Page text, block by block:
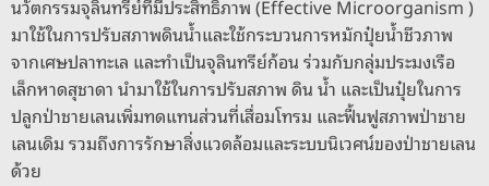
นวัตกรรมจุลินทรีย์ที่มีประสิทธิภาพ (Effective Microorganism )
มาใช้ในการปรับสภาพดินน้ำและใช้กระบวนการหมักปุ๋ยน้ำชีวภาพ
จากเศษปลาทะเล และทำเป็นจุลินทรีย์ก้อน ร่วมกับกลุ่มประมงเรือ
เล็กหาดสุชาดา นำมาใช้ในการปรับสภาพ ดิน น้ำ และเป็นปุ๋ยในการ
ปลูกป่าชายเลนเพิ่มทดแทนส่วนที่เสื่อมโทรม และฟื้นฟูสภาพป่าชาย
เลนเดิม รวมถึงการรักษาสิ่งแวดล้อมและระบบนิเวศน์ของป่าชายเลน
ด้วย